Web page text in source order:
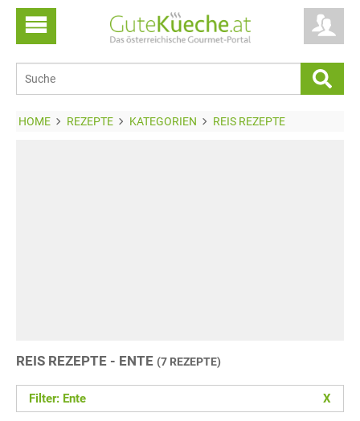
HOME REZEPTE KATEGORIEN REIS REZEPTE
REIS REZEPTE - ENTE (7 REZEPTE)
Filter: Ente X